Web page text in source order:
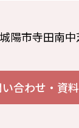
陽市寺田南中
い合わせ・資